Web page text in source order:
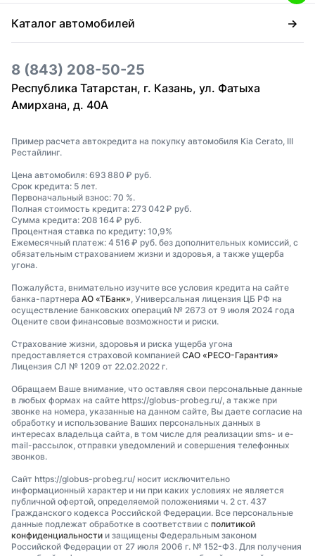
Каталог автомобилей
8 (843) 208-50-25
Республика Татарстан, г. Казань, ул. Фатыха
Амирхана, д. 40А
Пример расчета автокредита на покупку автомобиля Kia Cerato, III
Рестайлинг.
Цена автомобиля: 693 880 ₽ руб.
Срок кредита: 5 лет.
Первоначальный взнос: 70 %.
Полная стоимость кредита: 273 042 ₽ руб.
Сумма кредита: 208 164 ₽ руб.
Процентная ставка по кредиту: 10,9%
Ежемесячный платеж: 4 516 ₽ руб. без дополнительных комиссий, с
обязательным страхованием жизни и здоровья, а также ущерба
угона.
Пожалуйста, внимательно изучите все условия кредита на сайте
банка-партнера АО «ТБанк», Универсальная лицензия ЦБ РФ на
осуществление банковских операций № 2673 от 9 июля 2024 года
Оцените свои финансовые возможности и риски.
Страхование жизни, здоровья и риска ущерба угона
предоставляется страховой компанией САО «РЕСО-Гарантия»
Лицензия СЛ № 1209 от 22.02.2022 г.
Обращаем Ваше внимание, что оставляя свои персональные данные
в любых формах на сайте https://globus-probeg.ru/, а также при
звонке на номера, указанные на данном сайте, Вы даете согласие на
обработку и использование Ваших персональных данных в
интересах владельца сайта, в том числе для реализации sms- и e-
mail-рассылок, отправки уведомлений и совершения телефонных
звонков.
Сайт https://globus-probeg.ru/ носит исключительно
информационный характер и ни при каких условиях не является
публичной офертой, определяемой положениями ч. 2 ст. 437
Гражданского кодекса Российской Федерации. Все персональные
данные подлежат обработке в соответствии с политикой
конфиденциальности и защищены Федеральным законом
Российской Федерации от 27 июля 2006 г. № 152-ФЗ. Для получения